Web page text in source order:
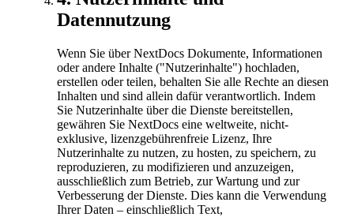
Datennutzung
Wenn Sie über NextDocs Dokumente, Informationen
oder andere Inhalte ("Nutzerinhalte") hochladen,
erstellen oder teilen, behalten Sie alle Rechte an diesen
Inhalten und sind allein dafür verantwortlich. Indem
Sie Nutzerinhalte über die Dienste bereitstellen,
gewähren Sie NextDocs eine weltweite, nicht-
exklusive, lizenzgebührenfreie Lizenz, Ihre
Nutzerinhalte zu nutzen, zu hosten, zu speichern, zu
reproduzieren, zu modifizieren und anzuzeigen,
ausschließlich zum Betrieb, zur Wartung und zur
Verbesserung der Dienste. Dies kann die Verwendung
Ihrer Daten – einschließlich Text,